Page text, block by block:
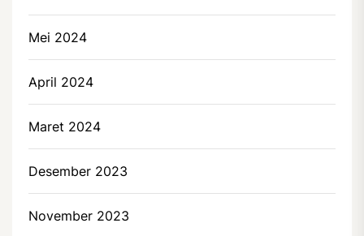
Mei 2024
April 2024
Maret 2024
Desember 2023
November 2023